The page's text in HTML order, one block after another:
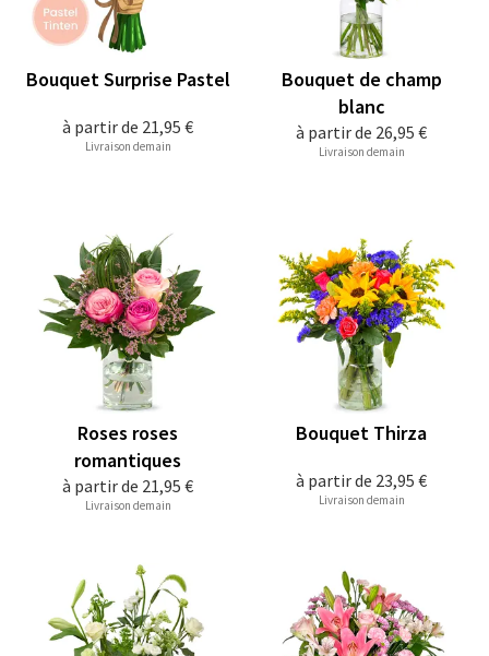
à partir de 21,95 €
Bouquet Surprise Pastel
Livraison demain
à partir de 26,95 €
Bouquet de champ
blanc
Livraison demain
à partir de 21,95 €
Roses roses
romantiques
Livraison demain
à partir de 23,95 €
Bouquet Thirza
Livraison demain